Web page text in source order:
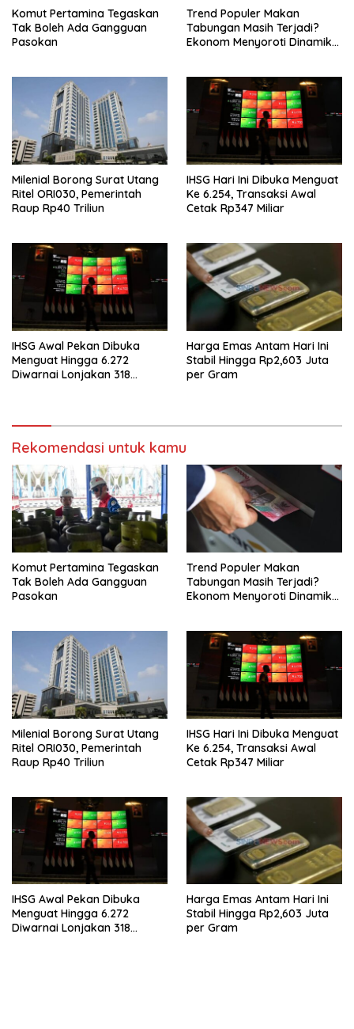
Komut Pertamina Tegaskan
Tak Boleh Ada Gangguan
Pasokan
Trend Populer Makan
Tabungan Masih Terjadi?
Ekonom Menyoroti Dinamika
Milenial Borong Surat Utang
Ritel ORI030, Pemerintah
Raup Rp40 Triliun
IHSG Hari Ini Dibuka Menguat
Ke 6.254, Transaksi Awal
Cetak Rp347 Miliar
IHSG Awal Pekan Dibuka
Menguat Hingga 6.272
Diwarnai Lonjakan 318
Harga Emas Antam Hari Ini
Stabil Hingga Rp2,603 Juta
per Gram
Rekomendasi untuk kamu
Komut Pertamina Tegaskan
Tak Boleh Ada Gangguan
Pasokan
Trend Populer Makan
Tabungan Masih Terjadi?
Ekonom Menyoroti Dinamika
Milenial Borong Surat Utang
Ritel ORI030, Pemerintah
Raup Rp40 Triliun
IHSG Hari Ini Dibuka Menguat
Ke 6.254, Transaksi Awal
Cetak Rp347 Miliar
IHSG Awal Pekan Dibuka
Menguat Hingga 6.272
Diwarnai Lonjakan 318
Harga Emas Antam Hari Ini
Stabil Hingga Rp2,603 Juta
per Gram